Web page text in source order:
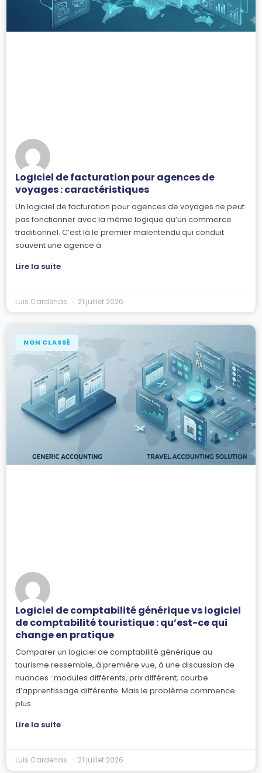
Logiciel de facturation pour agences de
voyages : caractéristiques
Un logiciel de facturation pour agences de voyages ne peut
pas fonctionner avec la même logique qu’un commerce
traditionnel. C’est là le premier malentendu qui conduit
souvent une agence à
Lire la suite
Luis Cardenas 21 juillet 2026
NON CLASSÉ
Logiciel de comptabilité générique vs logiciel
de comptabilité touristique : qu’est-ce qui
change en pratique
Comparer un logiciel de comptabilité générique au
tourisme ressemble, à première vue, à une discussion de
nuances : modules différents, prix différent, courbe
d’apprentissage différente. Mais le problème commence
plus
Lire la suite
Luis Cardenas 21 juillet 2026